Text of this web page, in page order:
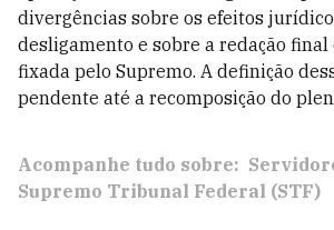
divergências sobre os efeitos
desligamento e sobre a redação final
fixada pelo Supremo. A definição
pendente até a recomposição do
Acompanhe tudo sobre:
Supremo Tribunal Federal (STF)